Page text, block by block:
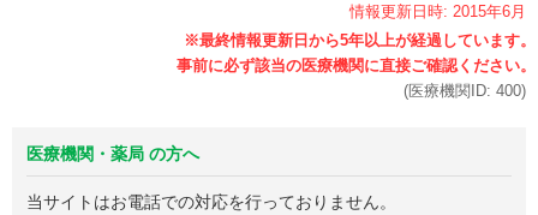
情報更新日時: 2015年6月
(医療機関ID: 400)
医療機関・薬局 の方へ
当サイトはお電話での対応を行っておりません。